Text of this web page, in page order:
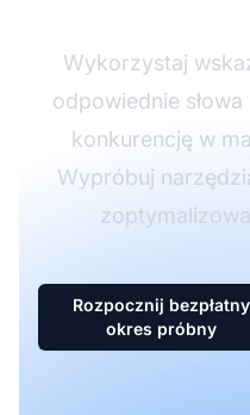
Wykorzystaj
odpowiednie
konkurencję w
Wypróbuj
Rozpocznij bezpłatny
okres próbny